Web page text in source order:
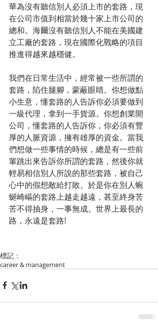
華為沒有聽信別人必須上市的套路，現
在公司市值到相當於幾十家上市公司的
總和。海爾沒有聽信別人不能在美國建
立工廠的套路，現在國際化戰略的項目
推進得越來越穩健。
我們在日常生活中，經常被一些所謂的
套路，陷住腿腳，蒙蔽眼睛。你想做點
小生意，懂套路的人告訴你必須要做到
一級代理，拿到一手貨源。你想創業開
公司，懂套路的人告訴你，你必須有豐
厚的人脈資源，擁有雄厚的資金。當我
們想做一些事情的時候，總是有一些前
輩跳出來告訴你所謂的套路，然後你就
輕易相信別人所說的那些套路，被自己
心中的假想敵給打敗。於是你在別人蜿
蜒崎嶇的套路上越走越遠，甚至終身苦
苦不得抽身，一事無成。世界上最長的
路，永遠是套路!
標記：
career & management